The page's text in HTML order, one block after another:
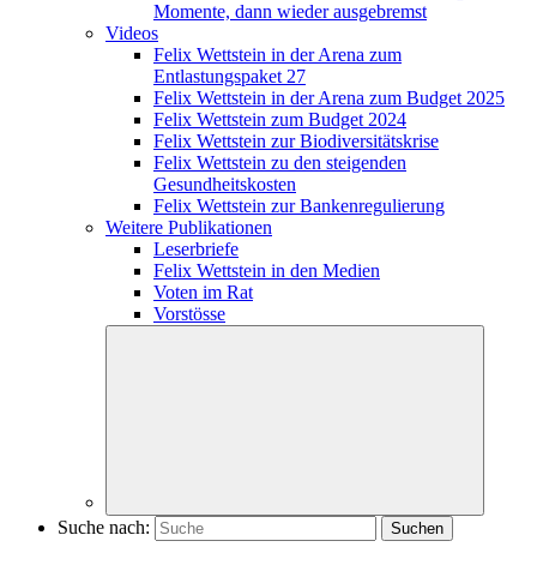
Momente, dann wieder ausgebremst
Videos
Felix Wettstein in der Arena zum
Entlastungspaket 27
Felix Wettstein in der Arena zum Budget 2025
Felix Wettstein zum Budget 2024
Felix Wettstein zur Biodiversitätskrise
Felix Wettstein zu den steigenden
Gesundheitskosten
Felix Wettstein zur Bankenregulierung
Weitere Publikationen
Leserbriefe
Felix Wettstein in den Medien
Voten im Rat
Vorstösse
Suche nach: